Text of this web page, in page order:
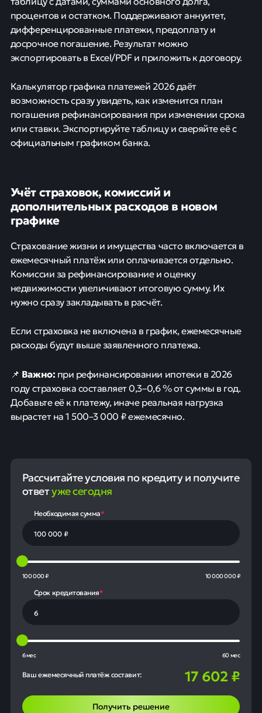
процентов и остатком. Поддерживают аннуитет,
дифференцированные платежи, предоплату и
досрочное погашение. Результат можно
экспортировать в Excel/PDF и приложить к договору.
Калькулятор графика платежей 2026 даёт
возможность сразу увидеть, как изменится план
погашения рефинансирования при изменении срока
или ставки. Экспортируйте таблицу и сверяйте её с
официальным графиком банка.
Учёт страховок, комиссий и
дополнительных расходов в новом
графике
Страхование жизни и имущества часто включается в
ежемесячный платёж или оплачивается отдельно.
Комиссии за рефинансирование и оценку
недвижимости увеличивают итоговую сумму. Их
нужно сразу закладывать в расчёт.
Если страховка не включена в график, ежемесячные
расходы будут выше заявленного платежа.
📌 Важно: при рефинансировании ипотеки в 2026
году страховка составляет 0,3–0,6 % от суммы в год.
Добавьте её к платежу, иначе реальная нагрузка
вырастет на 1 500–3 000 ₽ ежемесячно.
Рассчитайте условия по кредиту и получите
ответуже сегодня
Необходимая сумма*
100 000 ₽ 10 000 000 ₽
Срок кредитования*
6 мес 60 мес
Ваш ежемесячный платёж составит: 17 602₽
Получить решение